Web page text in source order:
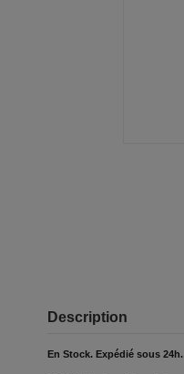
Description
En Stock. Expédié sous 24h.